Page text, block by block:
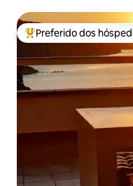
Entre os melhores
Preferido dos